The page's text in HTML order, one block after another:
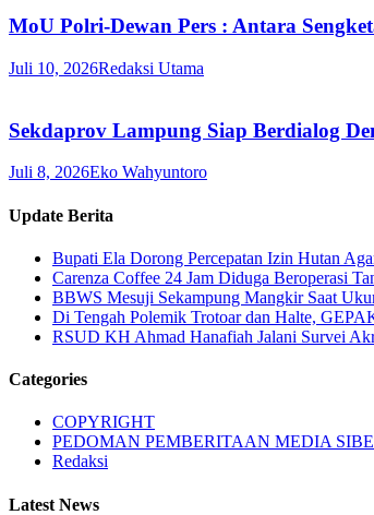
MoU Polri-Dewan Pers : Antara
Juli 10, 2026Redaksi Utama
Sekdaprov Lampung Siap Berdialog
Juli 8, 2026Eko Wahyuntoro
Update Berita
Bupati Ela Dorong Percepatan Izin Hutan
Carenza Coffee 24 Jam Diduga Beroperasi
BBWS Mesuji Sekampung Mangkir Saat
Di Tengah Polemik Trotoar dan Halte,
RSUD KH Ahmad Hanafiah Jalani Survei
Categories
COPYRIGHT
PEDOMAN PEMBERITAAN MEDIA
Redaksi
Latest News